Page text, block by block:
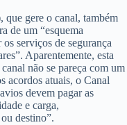
gere o canal, também
de um “esquema
serviços de segurança
Aparentemente, esta
não se pareça com um
acordos atuais, o Canal
devem pagar as
e carga,
destino”.